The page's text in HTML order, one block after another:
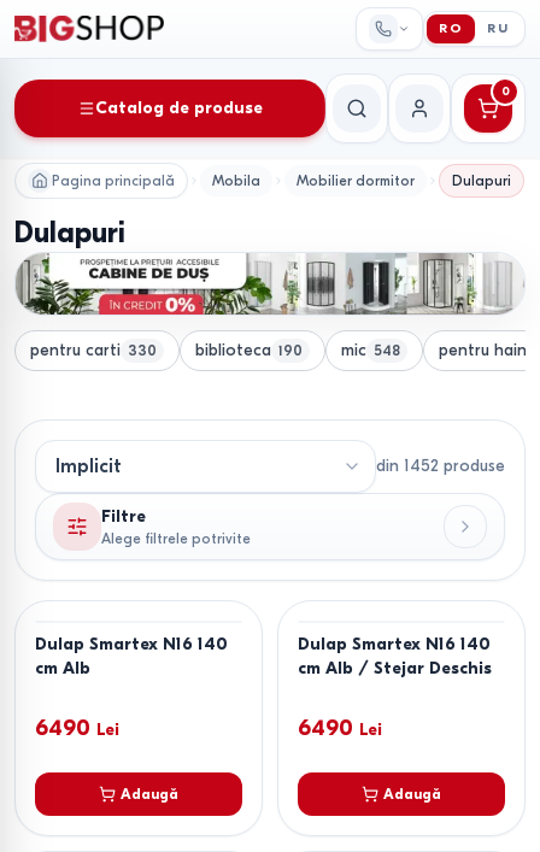
RO RU
Catalog de produse
CăutareContul meu
0
Pagina principală Mobila Mobilier dormitor Dulapuri
Dulapuri
pentru carti 330 biblioteca 190 mic 548 pentru haine
din 1452 produse
Filtre
Alege filtrele potrivite
Dulap Smartex N16 140
cm Alb
6490 Lei
Adaugă
Dulap Smartex N16 140
cm Alb / Stejar Deschis
6490 Lei
Adaugă